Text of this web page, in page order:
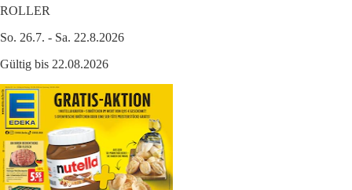
ROLLER
So. 26.7. - Sa. 22.8.2026
Gültig bis 22.08.2026